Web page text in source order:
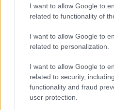
I want to allow Google to
related to functionality of
I want to allow Google to
related to personalization.
I want to allow Google to
related to security,
functionality and fraud
user protection.